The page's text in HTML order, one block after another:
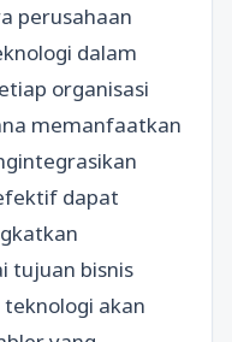
perusahaan
dalam
organisasi
memanfaatkan
dapat
tujuan bisnis
akan